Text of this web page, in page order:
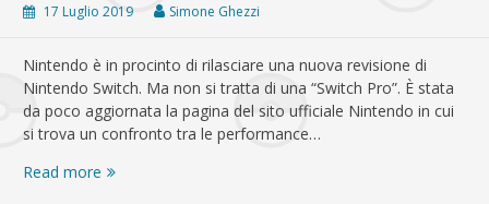
17 Luglio 2019 Simone Ghezzi
Nintendo è in procinto di rilasciare una nuova revisione di
Nintendo Switch. Ma non si tratta di una “Switch Pro”. È stata
da poco aggiornata la pagina del sito ufficiale Nintendo in cui
si trova un confronto tra le performance…
Read more Una